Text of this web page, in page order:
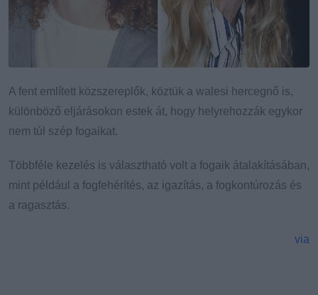
A fent említett közszereplők, köztük a walesi hercegnő is,
különböző eljárásokon estek át, hogy helyrehozzák egykor
nem túl szép fogaikat.
Többféle kezelés is választható volt a fogaik átalakításában,
mint például a fogfehérítés, az igazítás, a fogkontúrozás és
a ragasztás.
via